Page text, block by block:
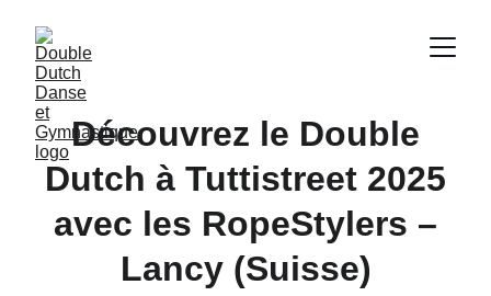
Découvrez le Double
Dutch à Tuttistreet 2025
avec les RopeStylers –
Lancy (Suisse)